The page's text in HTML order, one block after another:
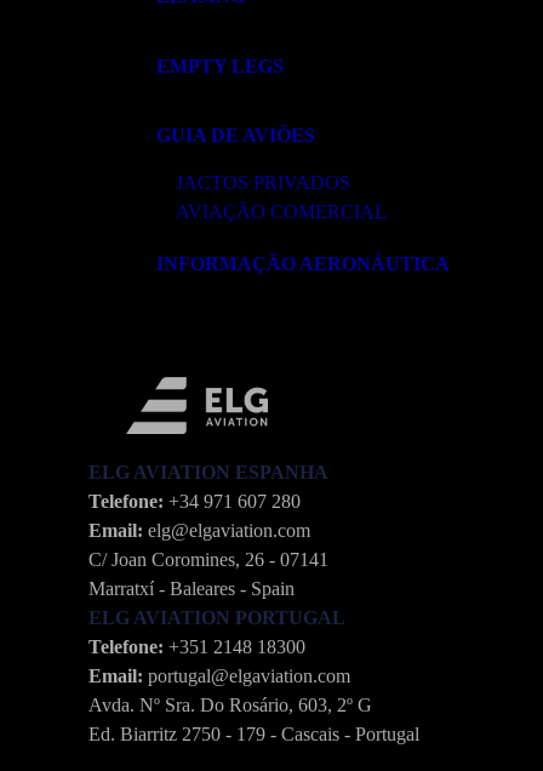
EMPTY LEGS
GUIA DE AVIÕES
JACTOS PRIVADOS
AVIAÇÃO COMERCIAL
INFORMAÇÃO AERONÁUTICA
ELG AVIATION ESPANHA
Telefone: +34 971 607 280
Email: elg@elgaviation.com
C/ Joan Coromines, 26 - 07141
Marratxí - Baleares - Spain
ELG AVIATION PORTUGAL
Telefone: +351 2148 18300
Email: portugal@elgaviation.com
Avda. Nº Sra. Do Rosário, 603, 2º G
Ed. Biarritz 2750 - 179 - Cascais - Portugal